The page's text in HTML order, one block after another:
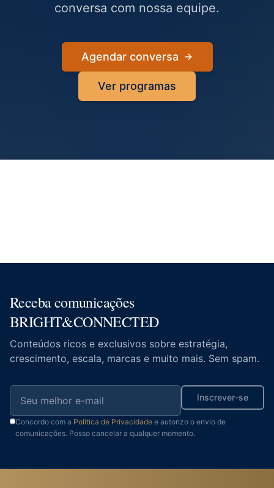
conversa com nossa equipe.
Agendar conversa
Ver programas
Receba comunicações
BRIGHT&CONNECTED
Conteúdos ricos e exclusivos sobre estratégia,
crescimento, escala, marcas e muito mais. Sem spam.
Inscrever-se
Concordo com a Política de Privacidade e autorizo o envio de
comunicações. Posso cancelar a qualquer momento.